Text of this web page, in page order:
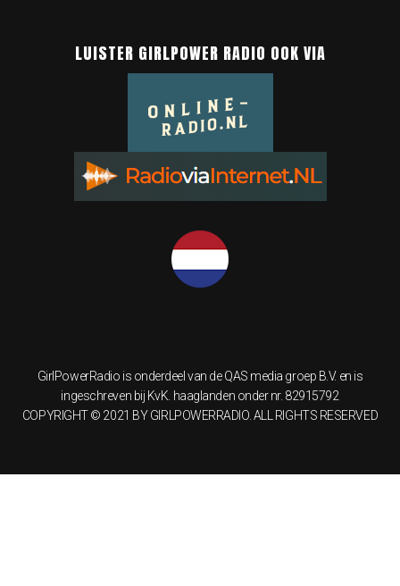
LUISTER GIRLPOWER RADIO OOK VIA
GirlPowerRadio is onderdeel van de QAS media groep B.V. en is
ingeschreven bij KvK. haaglanden onder nr. 82915792
COPYRIGHT © 2021 BY GIRLPOWERRADIO. ALL RIGHTS RESERVED